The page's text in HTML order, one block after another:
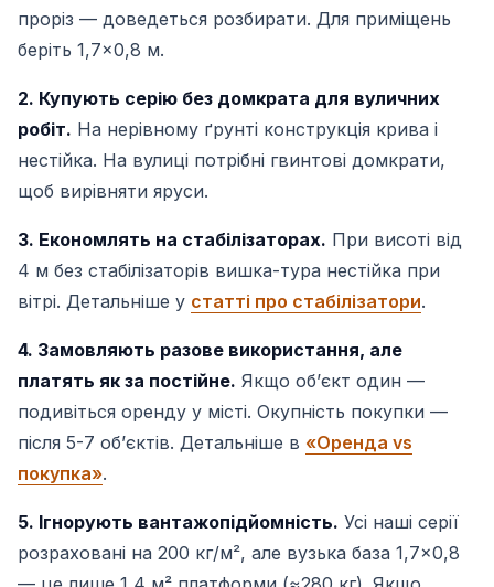
проріз — доведеться розбирати. Для приміщень
беріть 1,7×0,8 м.
2. Купують серію без домкрата для вуличних
робіт. На нерівному ґрунті конструкція крива і
нестійка. На вулиці потрібні гвинтові домкрати,
щоб вирівняти яруси.
3. Економлять на стабілізаторах. При висоті від
4 м без стабілізаторів вишка-тура нестійка при
вітрі. Детальніше у статті про стабілізатори.
4. Замовляють разове використання, але
платять як за постійне. Якщо обʼєкт один —
подивіться оренду у місті. Окупність покупки —
після 5-7 обʼєктів. Детальніше в «Оренда vs
покупка».
5. Ігнорують вантажопідйомність. Усі наші серії
розраховані на 200 кг/м², але вузька база 1,7×0,8